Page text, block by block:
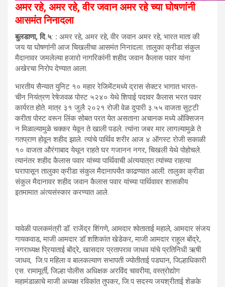
अमर रहे, अमर रहे, वीर जवान अमर रहे च्या घोषणांनी
आसमंत निनादला
बुलडाणा, दि.५: : अमर रहे, अमर रहे, वीर जवान अमर रहे, भारत माता की
जय या घोषणांनी आज चिखलीचा आसमंत निनादला. तालुका क्रीडा संकुल
मैदानावर जमलेल्या हजारो नागरिकांनी शहीद जवान कैलास पवार यांना
अखेरचा निरोप देण्यात आला.
भारतीय सैन्यात युनिट १० महार रेजिमेंटमध्ये द्रास सेक्टर भागात भारत-
चीन नियंत्रण रेषेजवळ पोस्ट ५२४० येथे शिपाई पदावर कैलास भरत पवार
कार्यरत होते. मात्र ३१ जुलै २०२१ रोजी वेळ दुपारी ३.५५ वाजता सुट्टी
करीता पोस्ट वरून लिंक सोबत परत येत असताना अचानक मध्ये ऑक्सिजन
न मिळाल्यामुळे चक्कर येवून ते खाली पडले. त्यांना जबर मार लागल्यामुळे ते
गतप्राण होवून शहीद झाले. त्यांचे पार्थिव शरीर आज ४ ऑगस्ट रोजी सकाळी
१० वाजता औरंगाबाद येथून राहते घर गजानन नगर, चिखली येथे पोहोचले.
त्यानंतर शहीद कैलास पवार यांच्या पार्थिवाची अंत्ययात्रा त्यांच्या राहत्या
घरापासून तालुका क्रीडा संकुल मैदानापर्यंत काढण्यात आली. तालुका क्रीडा
संकुल मैदानावर शहीद जवान कैलास पवार यांच्या पार्थिवावर शासकीय
इतमामात अंत्यसंस्कार करण्यात आले.
यावेळी पालकमंत्री डॉ. राजेंद्र शिंगणे, आमदार श्वेताताई महाले, आमदार संजय
गायकवाड, माजी आमदार डॉ शशिकांत खेडेकर, माजी आमदार राहुल बोंद्रे,
नगराध्यक्ष प्रियाताई बोंद्रे, खासदार प्रतापराव जाधव यांचे प्रतिनिधी ऋषी
जाधव, जि.प महिला व बालकल्याण सभापती ज्योतीताई पडघान, जिल्हाधिकारी
एस. रामामूर्ती, जिल्हा पोलीस अधिक्षक अरविंद चावरीया, वस्त्रोद्योग
महामंडाळाचे माजी अध्यक्ष रविकांत तुपकर, जि.प सदस्य जयश्रीताई शेळके